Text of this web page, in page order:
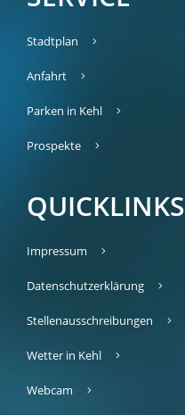
Stadtplan
Anfahrt
Parken in Kehl
Prospekte
QUICKLINKS
Impressum
Datenschutzerklärung
Stellenausschreibungen
Wetter in Kehl
Webcam